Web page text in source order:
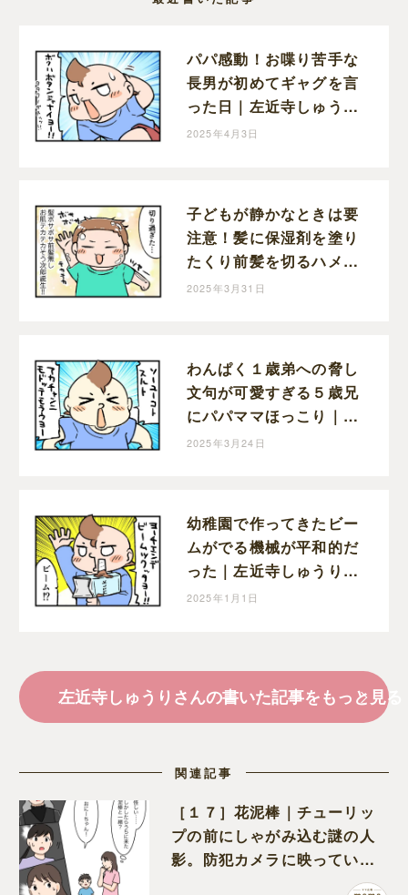
パパ感動！お喋り苦手な
長男が初めてギャグを言
った日｜左近寺しゅうり
の育児漫画
2025年4月3日
子どもが静かなときは要
注意！髪に保湿剤を塗り
たくり前髪を切るハメに
なった１歳次男｜左近寺
2025年3月31日
わんぱく１歳弟への脅し
文句が可愛すぎる５歳兄
にパパママほっこり｜左
近寺しゅうりの育児漫画
2025年3月24日
幼稚園で作ってきたビー
ムがでる機械が平和的だ
った｜左近寺しゅうりの
育児漫画
2025年1月1日
左近寺しゅうりさんの書いた記事をもっと見る
関連記事
［１７］花泥棒｜チューリッ
プの前にしゃがみ込む謎の人
影。防犯カメラに映っていた